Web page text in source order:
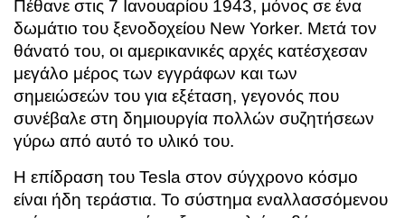
Πέθανε στις 7 Ιανουαρίου 1943, μόνος σε ένα
δωμάτιο του ξενοδοχείου New Yorker. Μετά τον
θάνατό του, οι αμερικανικές αρχές κατέσχεσαν
μεγάλο μέρος των εγγράφων και των
σημειώσεών του για εξέταση, γεγονός που
συνέβαλε στη δημιουργία πολλών συζητήσεων
γύρω από αυτό το υλικό του.
Η επίδραση του Tesla στον σύγχρονο κόσμο
είναι ήδη τεράστια. Το σύστημα εναλλασσόμενου